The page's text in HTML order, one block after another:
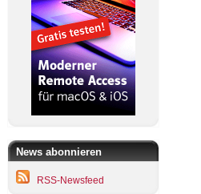
News abonnieren
RSS-Newsfeed